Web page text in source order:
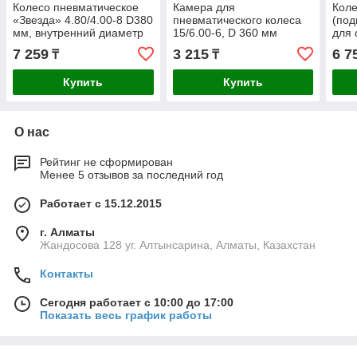
Колесо пневматическое
«Звезда» 4.80/4.00-8 D380
мм, внутренний диаметр
подшипника 12 мм,
7 259 ₸
Купить
Камера для
пневматического колеса
15/6.00-6, D 360 мм
3 215₸
Купить
для
6
О нас
Рейтинг не сформирован
Менее 5 отзывов за последний год
Работает с 15.12.2015
г. Алматы
Жандосова 128 уг. Алтынсарина, Алматы, Казахстан
Контакты
Сегодня работает с 10:00 до 17:00
Показать весь график работы